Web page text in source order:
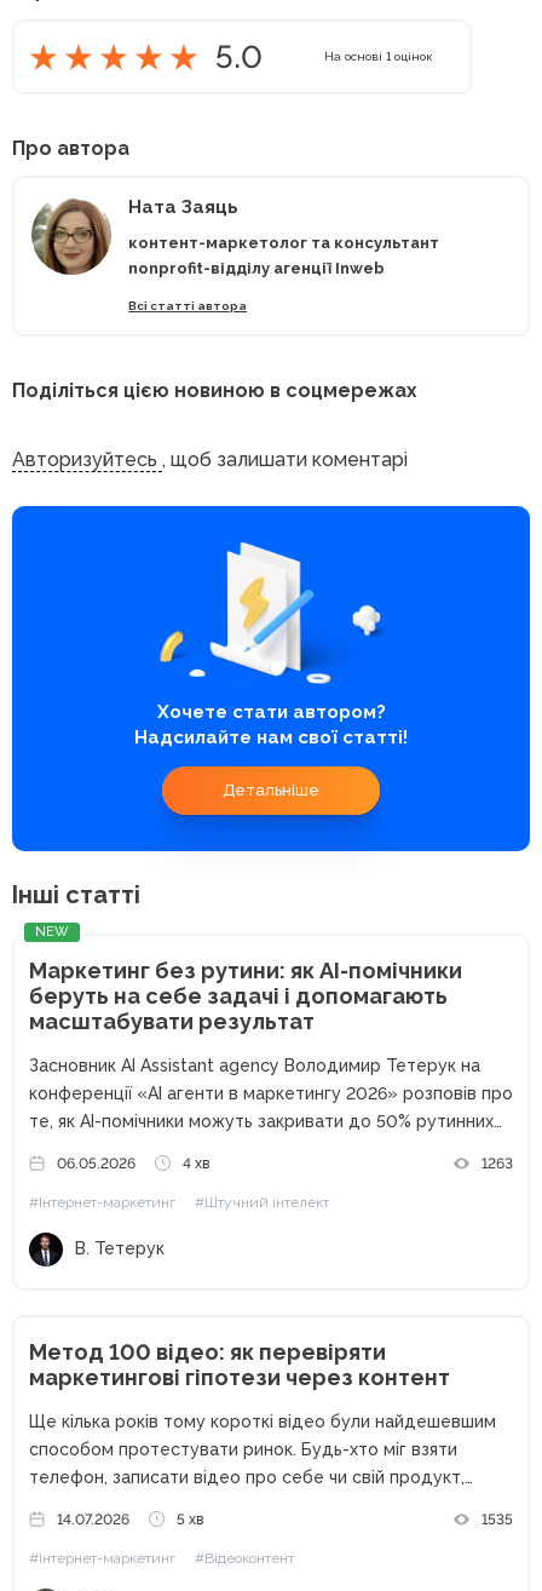
5.0 На основі 1 оцінок
Про автора
Ната Заяць
контент-маркетолог та консультант
nonprofit-відділу агенції Inweb
Всі статті автора
Поділіться цією новиною в соцмережах
Авторизуйтесь , щоб залишати коментарі
Хочете стати автором?
Надсилайте нам свої статті!
Детальніше
Інші статті
NEW
Маркетинг без рутини: як AI-помічники
беруть на себе задачі і допомагають
масштабувати результат
Засновник AI Assistant agency Володимир Тетерук на
конференції «AI агенти в маркетингу 2026» розповів про
те, як AI-помічники можуть закривати до 50% рутинних
створення контенту та автоматизації аналітики.
Сьогодні штучний інтелект уже...
06.05.2026 4 хв 1263
#Інтернет-маркетинг #Штучний інтелект
В. Тетерук
Метод 100 відео: як перевіряти
маркетингові гіпотези через контент
Ще кілька років тому короткі відео були найдешевшим
способом протестувати ринок. Будь-хто міг взяти
телефон, записати відео про себе чи свій продукт,
перших клієнтів. Сьогодні ситуація кардинально
змінилася. Кількість контенту зросла в рази,...
14.07.2026 5 хв 1535
#Інтернет-маркетинг #Відеоконтент